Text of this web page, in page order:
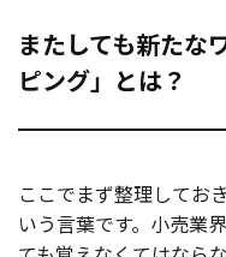
またしても新た
ピング」とは？
ここでまず整理してお
いう言葉です。小売業